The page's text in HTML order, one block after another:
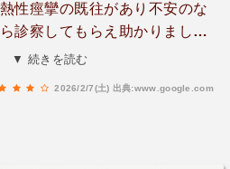
性痙攣の既往があり不安のな
診察してもらえ助かりまし
り、かかりつけ医の受診がで
▼ 続きを読む
2026/2/7(土) 出典:www.google.com